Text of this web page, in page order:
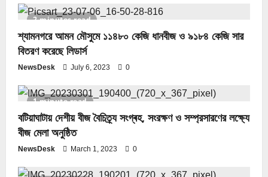
2 minutes read
শ্যামনগরে আমন মৌসুমে ১১৪৮০ কেজি ধানবীজ ও ৯১৮৪ কেজি সার
বিতরণ করেছে লিডার্স
NewsDesk July 6, 2023 0
1 minute read
বটিয়াঘাটায় দেশীয় বীজ বৈচিত্র্য সংগ্ৰহ, সংরক্ষণ ও সম্প্রসারণের লক্ষ্যে
বীজ মেলা অনুষ্ঠিত
NewsDesk March 1, 2023 0